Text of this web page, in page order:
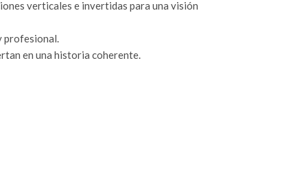
verticales e invertidas para una visión
profesional.
en una historia coherente.